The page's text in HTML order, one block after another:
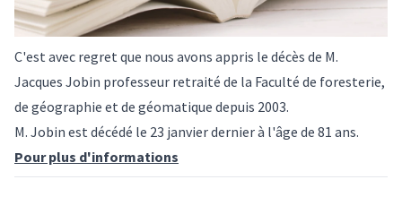
C'est avec regret que nous avons appris le décès de M.
Jacques Jobin professeur retraité de la Faculté de foresterie,
de géographie et de géomatique depuis 2003.
M. Jobin est décédé le 23 janvier dernier à l'âge de 81 ans.
Pour plus d'informations